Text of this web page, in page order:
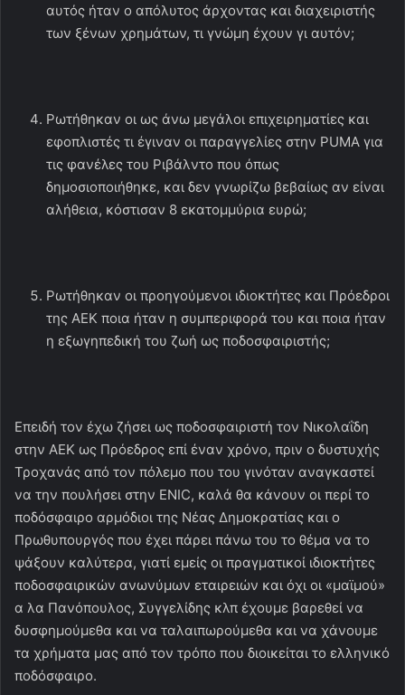
αυτός ήταν ο απόλυτος άρχοντας και διαχειριστής
των ξένων χρημάτων, τι γνώμη έχουν γι αυτόν;
Ρωτήθηκαν οι ως άνω μεγάλοι επιχειρηματίες και
εφοπλιστές τι έγιναν οι παραγγελίες στην PUMA για
τις φανέλες του Ριβάλντο που όπως
δημοσιοποιήθηκε, και δεν γνωρίζω βεβαίως αν είναι
αλήθεια, κόστισαν 8 εκατομμύρια ευρώ;
Ρωτήθηκαν οι προηγούμενοι ιδιοκτήτες και Πρόεδροι
της ΑΕΚ ποια ήταν η συμπεριφορά του και ποια ήταν
η εξωγηπεδική του ζωή ως ποδοσφαιριστής;
Επειδή τον έχω ζήσει ως ποδοσφαιριστή τον Νικολαΐδη
στην ΑΕΚ ως Πρόεδρος επί έναν χρόνο, πριν ο δυστυχής
Τροχανάς από τον πόλεμο που του γινόταν αναγκαστεί
να την πουλήσει στην ENIC, καλά θα κάνουν οι περί το
ποδόσφαιρο αρμόδιοι της Νέας Δημοκρατίας και ο
Πρωθυπουργός που έχει πάρει πάνω του το θέμα να το
ψάξουν καλύτερα, γιατί εμείς οι πραγματικοί ιδιοκτήτες
ποδοσφαιρικών ανωνύμων εταιρειών και όχι οι «μαϊμού»
α λα Πανόπουλος, Συγγελίδης κλπ έχουμε βαρεθεί να
δυσφημούμεθα και να ταλαιπωρούμεθα και να χάνουμε
τα χρήματα μας από τον τρόπο που διοικείται το ελληνικό
ποδόσφαιρο.